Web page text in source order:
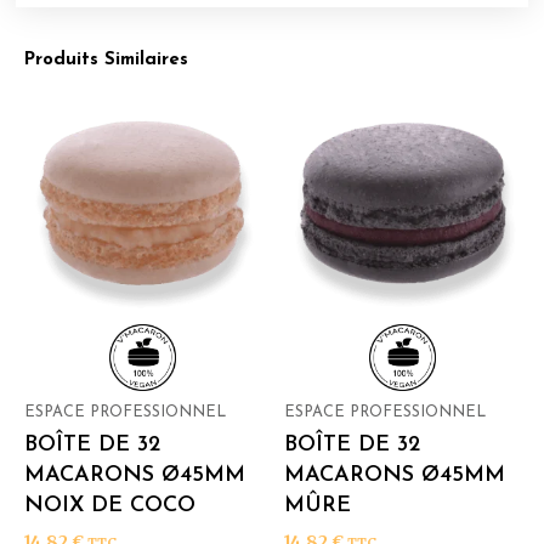
Produits Similaires
ESPACE PROFESSIONNEL
BOÎTE DE 32
MACARONS Ø45MM
NOIX DE COCO
ESPACE PROFESSIONNEL
BOÎTE DE 32
MACARONS Ø45MM
MÛRE